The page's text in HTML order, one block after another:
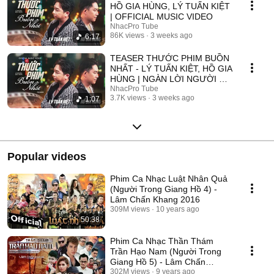
6:17
HỒ GIA HÙNG, LÝ TUẤN KIỆT
| OFFICIAL MUSIC VIDEO
NhacPro Tube
86K views
3 weeks ago
1:07
TEASER THƯỚC PHIM BUỒN
NHẤT - LÝ TUẤN KIỆT, HỒ GIA
HÙNG | NGÀN LỜI NGƯỜI ĐÃ
NÓI KHÔNG SAI ....
NhacPro Tube
3.7K views
3 weeks ago
Popular videos
50:38
Phim Ca Nhạc Luật Nhân Quả
(Người Trong Giang Hồ 4) -
Lâm Chấn Khang 2016
309M views 10 years ago
Phim Ca Nhạc Thần Thám
Trần Hạo Nam (Người Trong
Giang Hồ 5) - Lâm Chấn
Khang 2017
302M views 9 years ago